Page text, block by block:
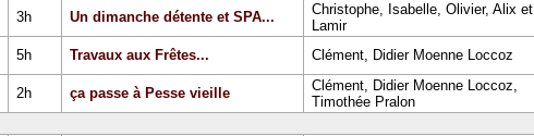
3h Un dimanche détente et SPA...
Christophe, Isabelle, Olivier, Alix et
Lamir
5h Travaux aux Frêtes... Clément, Didier Moenne Loccoz
2h ça passe à Pesse vieille
Clément, Didier Moenne Loccoz,
Timothée Pralon